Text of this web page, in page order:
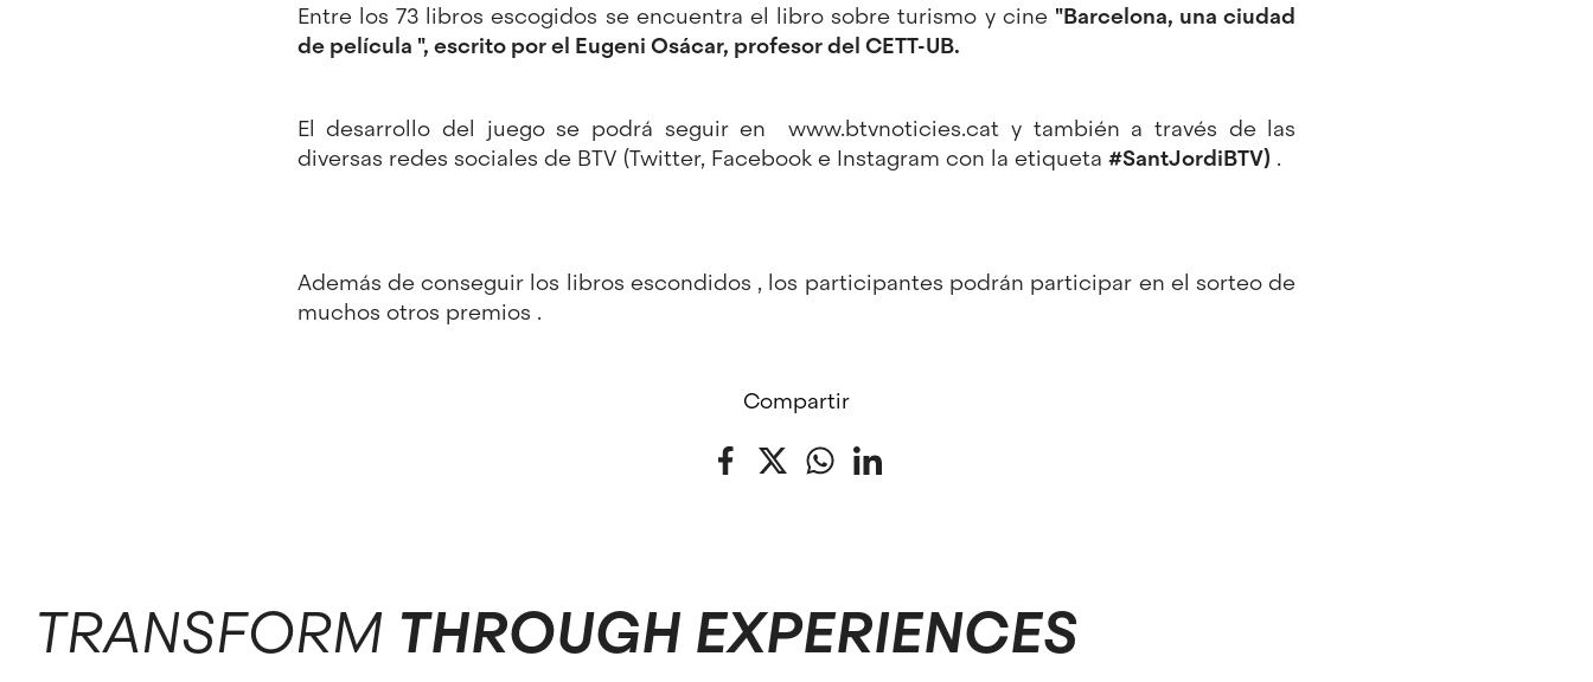
Entre los 73 libros escogidos se encuentra el libro sobre turismo y cine "Barcelona, una ciudad
de película ", escrito por el Eugeni Osácar, profesor del CETT-UB.
El desarrollo del juego se podrá seguir enwww.btvnoticies.caty también a través de las
diversas redes sociales de BTV (Twitter, Facebook e Instagram con la etiqueta #SantJordiBTV) .
Además de conseguir los libros escondidos , los participantes podrán participar en el sorteo de
muchos otros premios .
Compartir
Facebook
TwitterWhatsApp
LinkedIn
TRANSFORM THROUGH EXPERIENCES